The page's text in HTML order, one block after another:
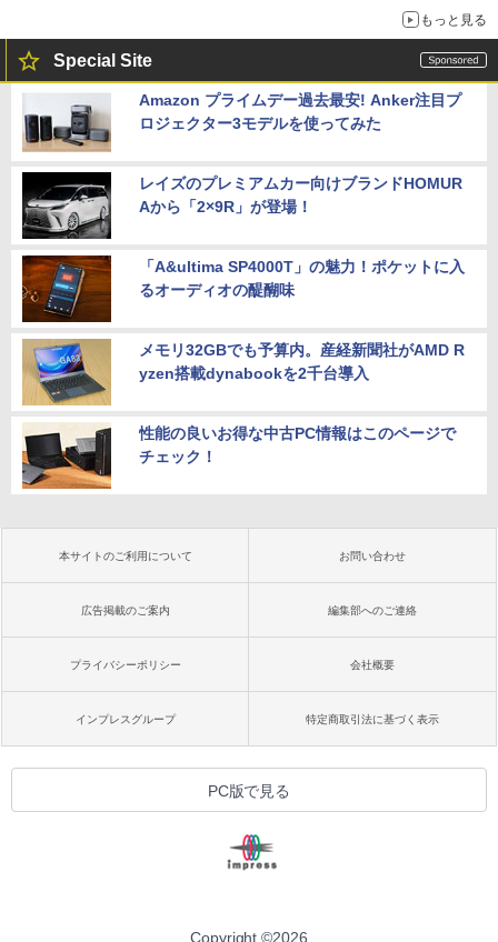
もっと見る
Special Site
Amazon プライムデー過去最安! Anker注目プ
ロジェクター3モデルを使ってみた
レイズのプレミアムカー向けブランドHOMUR
Aから「2×9R」が登場！
「A&ultima SP4000T」の魅力！ポケットに入
るオーディオの醍醐味
メモリ32GBでも予算内。産経新聞社がAMD R
yzen搭載dynabookを2千台導入
性能の良いお得な中古PC情報はこのページで
チェック！
本サイトのご利用について お問い合わせ
広告掲載のご案内 編集部へのご連絡
プライバシーポリシー 会社概要
インプレスグループ 特定商取引法に基づく表示
PC版で見る
Copyright ©2026